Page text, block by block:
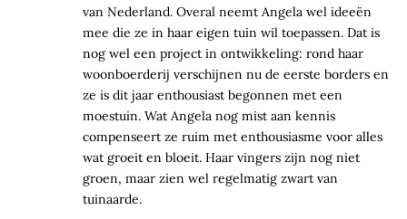
van Nederland. Overal neemt Angela wel ideeën
mee die ze in haar eigen tuin wil toepassen. Dat is
nog wel een project in ontwikkeling: rond haar
woonboerderij verschijnen nu de eerste borders en
ze is dit jaar enthousiast begonnen met een
moestuin. Wat Angela nog mist aan kennis
compenseert ze ruim met enthousiasme voor alles
wat groeit en bloeit. Haar vingers zijn nog niet
groen, maar zien wel regelmatig zwart van
tuinaarde.